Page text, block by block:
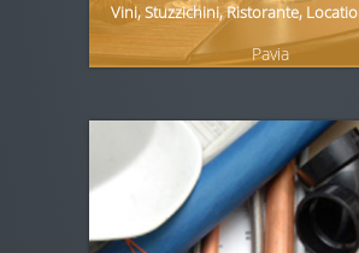
Vini, Stuzzichini, Ristorante,
Pavia